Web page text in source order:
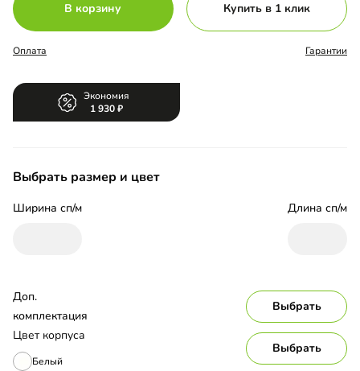
В корзину Купить в 1 клик
Оплата Гарантии
Экономия
1 930
Выбрать размер и цвет
Ширина сп/м Длина сп/м
Цвет корпуса
Белый
Выбрать
Доп.
комплектация
Выбрать